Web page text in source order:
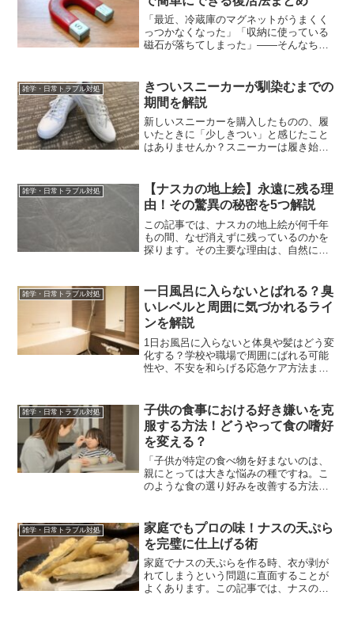
「最近、冷蔵庫のマグネットがうまくく
っつかなくなった」「収納に使っている
磁石が落ちてしまった」——そんなちょ
まることがあります。原因は高温や衝
撃、長年の使用などさまざま...
雑学・日常トラブル対処
きついスニーカーが馴染むまでの
期間を解説
新しいスニーカーを購入したものの、履
いたときに「少しきつい」と感じたこと
はありませんか？スニーカーは履き始め
で、より快適に履くことができます。本
記事では、スニーカーが馴染...
雑学・日常トラブル対処
【ナスカの地上絵】永遠に残る理
由！その驚異の秘密を5つ解説
この記事では、ナスカの地上絵が何千年
もの間、なぜ消えずに残っているのかを
探ります。その主要な理由は、自然によ
これらの地上絵は、約2000年前に作ら
れ、世界遺産にも登録さ...
雑学・日常トラブル対処
一日風呂に入らないとばれる？臭
いレベルと周囲に気づかれるライ
ンを解説
1日お風呂に入らないと体臭や髪はどう変
化する？学校や職場で周囲にばれる可能
性や、不安を和らげる応急ケア方法まで
雑学・日常トラブル対処
子供の食事における好き嫌いを克
服する方法！どうやって食の嗜好
を変える？
「子供が特定の食べ物を好まないのは、
親にとっては大きな悩みの種ですね。こ
のような食の選り好みを改善する方法は
てが悪いわけではありません。しかし、
この記事では子供の食の選...
雑学・日常トラブル対処
家庭でもプロの味！ナスの天ぷら
を完璧に仕上げる術
家庭でナスの天ぷらを作る時、衣が剥が
れてしまうという問題に直面することが
よくあります。この記事では、ナスの天